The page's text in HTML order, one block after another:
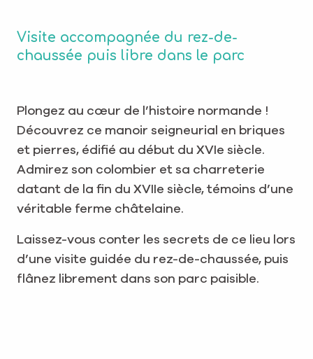
Visite accompagnée du rez-de-
chaussée puis libre dans le parc
Plongez au cœur de l’histoire normande !
Découvrez ce manoir seigneurial en briques
et pierres, édifié au début du XVIe siècle.
Admirez son colombier et sa charreterie
datant de la fin du XVIIe siècle, témoins d’une
véritable ferme châtelaine.
Laissez-vous conter les secrets de ce lieu lors
d’une visite guidée du rez-de-chaussée, puis
flânez librement dans son parc paisible.